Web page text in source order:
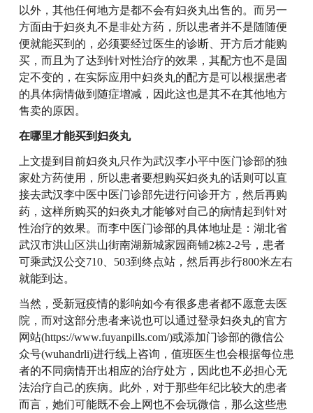
以外，其他任何地方是都不会有妇炎丸出售的。而另一
方面由于妇炎丸不是非处方药，所以患者并不是随随便
便就能买到的，必须要经过医生的诊断、开方后才能购
买，而且为了达到针对性治疗的效果，其配方也不是固
定不变的，在实际应用中妇炎丸的配方是可以根据患者
的具体病情做到随症增减，因此这也是其不在其他地方
售卖的原因。
在哪里才能买到妇炎丸
上文提到目前妇炎丸只作为武汉李小平中医门诊部的独
家处方药使用，所以患者要想购买妇炎丸的话则可以直
接去武汉李中医中医门诊部先进行问诊开方，然后再购
药，这样所购买的妇炎丸才能够对自己的病情起到针对
性治疗的效果。而李中医门诊部的具体地址是：湖北省
武汉市洪山区洪山街南湖新城家园商铺2栋2-2号，患者
可乘武汉公交710、503到终点站，然后再步行800米左右
就能到达。
当然，受新冠疫情的影响如今有很多患者都不愿意去医
院，而对这部分患者来说也可以通过登录妇炎丸的官方
网站(https://www.fuyanpills.com/)或添加门诊部的微信公
众号(wuhandrli)进行线上咨询，值班医生也会根据每位患
者的不同病情开出相应的治疗处方，因此也不必担心无
法治疗自己的疾病。此外，对于那些年纪比较大的患者
而言，她们可能既不会上网也不会玩微信，那么这些患